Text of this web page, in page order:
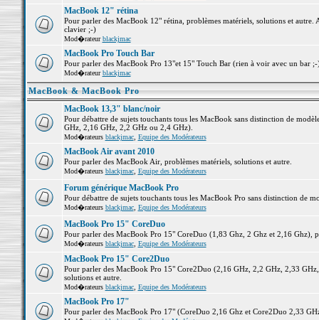
MacBook 12" rétina
Pour parler des MacBook 12" rétina, problèmes matériels, solutions et
clavier ;-)
Mod�rateurblackjmac
MacBook Pro Touch Bar
Pour parler des MacBook Pro 13"et 15" Touch Bar (rien à voir avec un bar
Mod�rateurblackjmac
MacBook & MacBook Pro
MacBook 13,3" blanc/noir
Pour débattre de sujets touchants tous les MacBook sans distinction de
GHz, 2,16 GHz, 2,2 GHz ou 2,4 GHz).
Mod�rateurs blackjmac, Equipe des Modérateurs
MacBook Air avant 2010
Pour parler des MacBook Air, problèmes matériels, solutions et autre.
Mod�rateurs blackjmac, Equipe des Modérateurs
Forum générique MacBook Pro
Pour débattre de sujets touchants tous les MacBook Pro sans distinction de
Mod�rateurs blackjmac, Equipe des Modérateurs
MacBook Pro 15" CoreDuo
Pour parler des MacBook Pro 15" CoreDuo (1,83 Ghz, 2 Ghz et 2,16 Ghz),
Mod�rateurs blackjmac, Equipe des Modérateurs
MacBook Pro 15" Core2Duo
Pour parler des MacBook Pro 15" Core2Duo (2,16 GHz, 2,2 GHz, 2,33
solutions et autre.
Mod�rateurs blackjmac, Equipe des Modérateurs
MacBook Pro 17"
Pour parler des MacBook Pro 17" (CoreDuo 2,16 Ghz et Core2Duo 2,33